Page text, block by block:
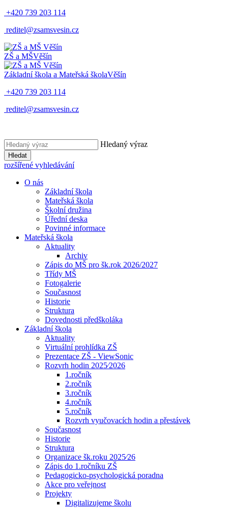
+420 739 203 114
reditel@zsamsvesin.cz
ZŠ a MŠVěšín
Základní škola a Mateřská školaVěšín
+420 739 203 114
reditel@zsamsvesin.cz
Hledaný výraz
Hledat
rozšířené vyhledávání
O nás
Základní škola
Mateřská škola
Školní družina
Úřední deska
Povinné informace
Mateřská škola
Aktuality
Archiv
Zápis do MŠ pro šk.rok 2026/2027
Třídy MŠ
Fotogalerie
Současnost
Historie
Struktura
Dovednosti předškoláka
Základní škola
Aktuality
Virtuální prohlídka ZŠ
Prezentace ZŠ - ViewSonic
Rozvrh hodin 2025⁄2026
1.ročník
2.ročník
3.ročník
4.ročník
5.ročník
Rozvrh vyučovacích hodin a přestávek
Současnost
Historie
Struktura
Organizace šk.roku 2025⁄26
Zápis do 1.ročníku ZŠ
Pedagogicko-psychologická poradna
Akce pro veřejnost
Projekty
Digitalizujeme školu